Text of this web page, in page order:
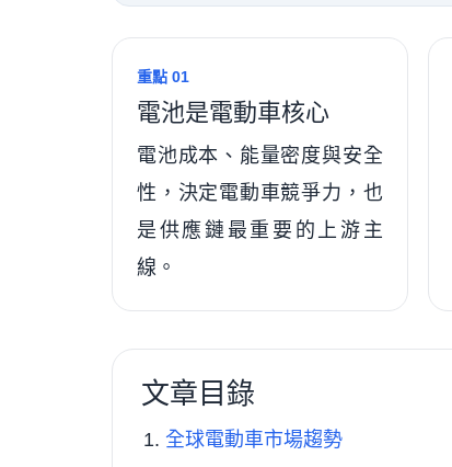
重點 01
電池是電動車核心
電池成本、能量密度與安全
性，決定電動車競爭力，也
是供應鏈最重要的上游主
線。
文章目錄
全球電動車市場趨勢